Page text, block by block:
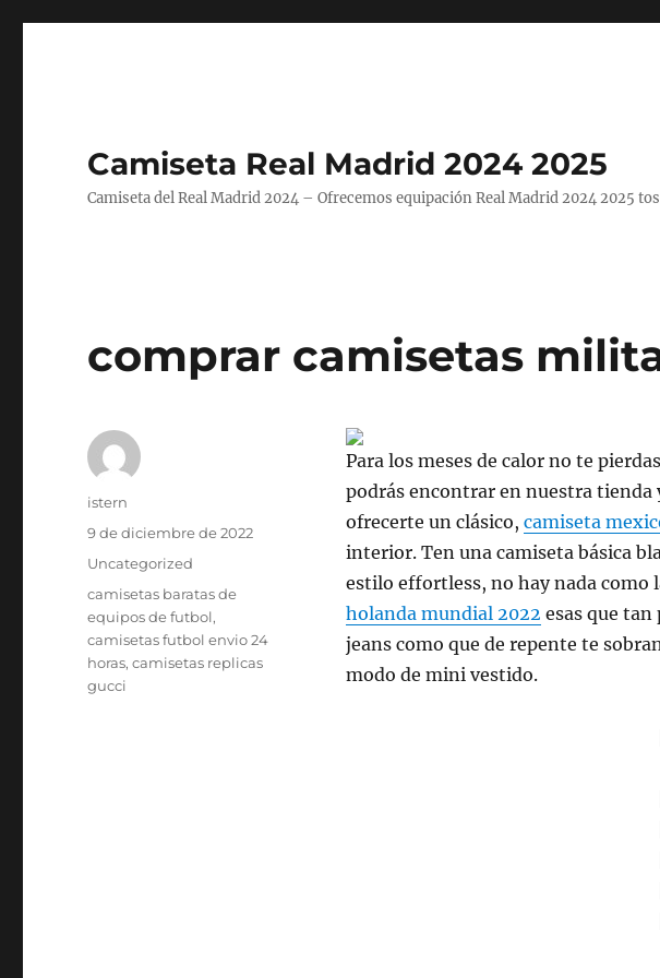
Camiseta Real Madrid 2024 2025
Camiseta del Real Madrid 2024 – Ofrecemos equipación Real Madrid 2024 2025
comprar camisetas
Para los meses de calor no te
podrás encontrar en nuestra tienda
ofrecerte un clásico, camiseta
interior. Ten una camiseta básica
estilo effortless, no hay nada como
holanda mundial 2022 esas que
jeans como que de repente te
modo de mini vestido.
Autor
istern
Publicado
9 de diciembre de 2022
Categorías
Uncategorized
Etiquetas
camisetas baratas de
equipos de futbol,
camisetas futbol envio 24
horas,camisetas replicas
gucci